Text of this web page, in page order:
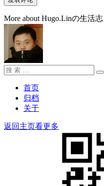
More about Hugo.Linの生活志
搜
搜
首页
归档
关于
返回主页看更多